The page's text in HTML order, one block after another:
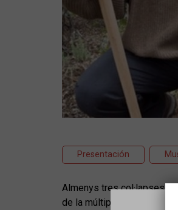
Presentación
Almenys tres col·lapses
de la múltiple pèrdua de